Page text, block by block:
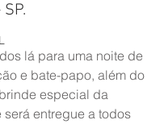
lá para uma noite de
e bate-papo, além do
especial da
será entregue a todos